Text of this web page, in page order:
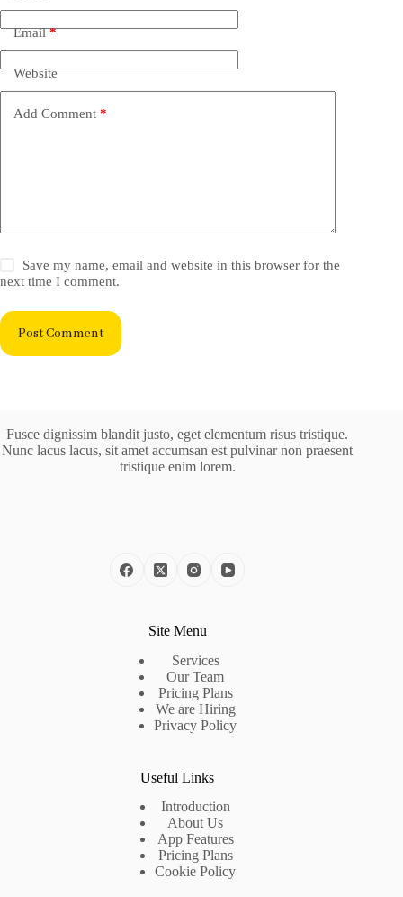
Email*
Website
Add Comment *
Save my name, email and website in this browser for the
next time I comment.
Post Comment
Fusce dignissim blandit justo, eget elementum risus tristique.
Nunc lacus lacus, sit amet accumsan est pulvinar non praesent
tristique enim lorem.
Site Menu
Services
Our Team
Pricing Plans
We are Hiring
Privacy Policy
Useful Links
Introduction
About Us
App Features
Pricing Plans
Cookie Policy